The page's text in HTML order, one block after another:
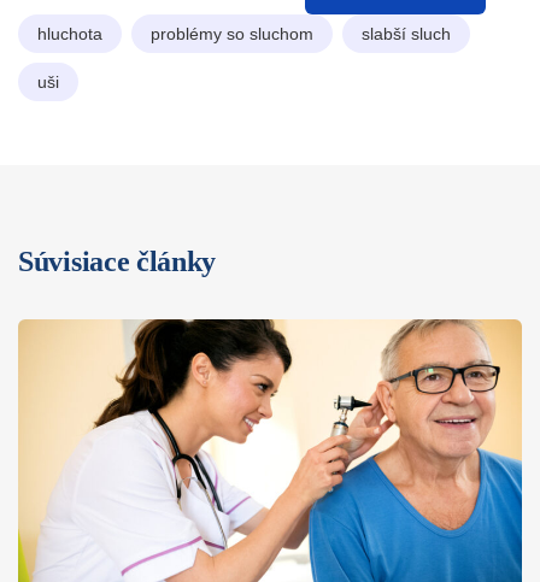
hluchota problémy so sluchom slabší sluch
uši
Súvisiace články